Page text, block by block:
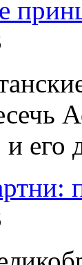
его